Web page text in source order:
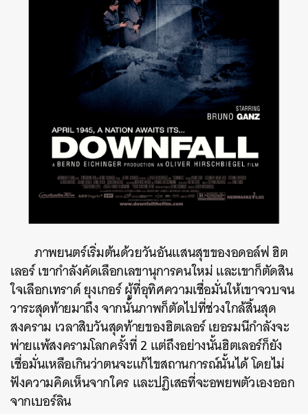
ภาพยนตร์เริ่มต้นด้วยวันอันแสนสุขของอดอล์ฟ ฮิต
เลอร์ เขากำลังคัดเลือกเลขานุการคนใหม่ และเขาก็ตัดสิน
ใจเลือกเทราด์ ยุงเกอร์ ผู้ที่อุทิศความเชื่อมั่นให้เขาจวบจน
วาระสุดท้ายมาถึง จากนั้นภาพก็ตัดไปที่ช่วงใกล้สิ้นสุด
สงคราม เวลาสิบวันสุดท้ายของฮิตเลอร์ เยอรมนีกำลังจะ
พ่ายแพ้สงครามโลกครั้งที่ 2 แต่ถึงอย่างนั้นฮิตเลอร์ก็ยัง
เชื่อมั่นเหลือเกินว่าตนจะแก้ไขสถานการณ์นั้นได้ โดยไม่
ฟังความคิดเห็นจากใคร และปฏิเสธที่จะอพยพตัวเองออก
จากเบอร์ลิน